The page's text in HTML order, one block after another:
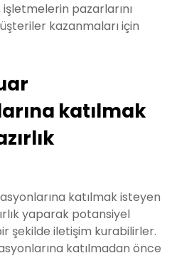
pazarlarını
kazanmaları için
katılmak
katılmak isteyen
yaparak potansiyel
şekilde iletişim kurabilirler.
katılmadan önce